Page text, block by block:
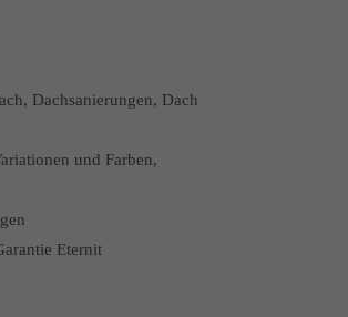
Dachsanierungen, Dach
und Farben,
Eternit